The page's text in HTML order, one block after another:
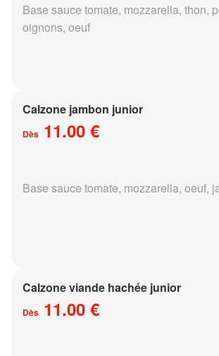
Base sauce tomate, mozzarella, thon,
oignons, oeuf
Calzone jambon junior
Dès 11.00 €
Base sauce tomate, mozzarella, oeuf,
Calzone viande hachée junior
Dès 11.00 €